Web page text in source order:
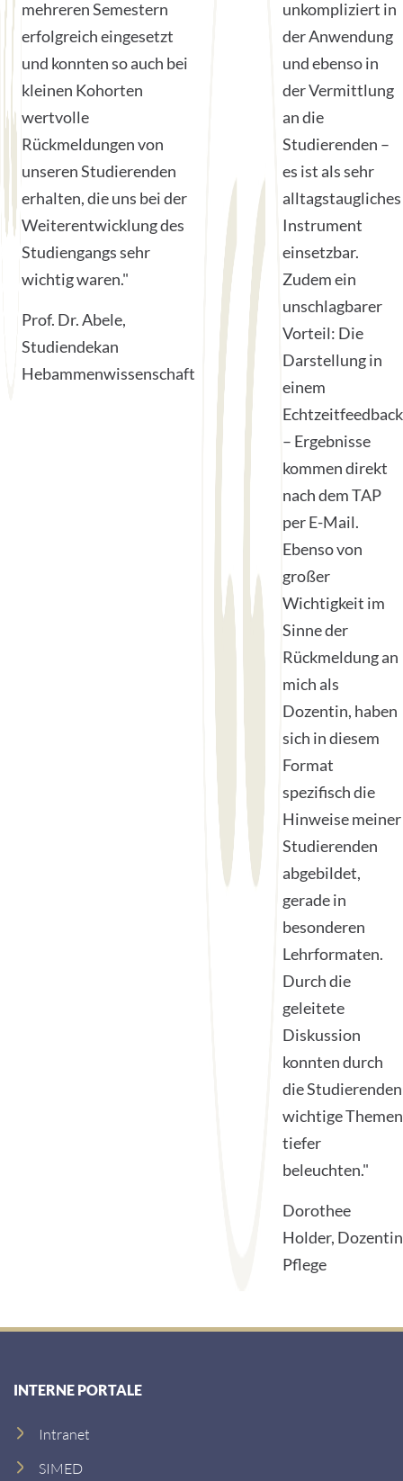
mehreren Semestern
erfolgreich eingesetzt
und konnten so auch bei
kleinen Kohorten
wertvolle
Rückmeldungen von
unseren Studierenden
erhalten, die uns bei der
Weiterentwicklung des
Studiengangs sehr
wichtig waren."
Prof. Dr. Abele,
Studiendekan
Hebammenwissenschaft
unkompliziert in
der Anwendung
und ebenso in
der Vermittlung
an die
Studierenden –
es ist als sehr
alltagstaugliches
Instrument
einsetzbar.
Zudem ein
unschlagbarer
Vorteil: Die
Darstellung in
einem
Echtzeitfeedback
– Ergebnisse
kommen direkt
nach dem TAP
per E-Mail.
Ebenso von
großer
Wichtigkeit im
Sinne der
Rückmeldung an
mich als
Dozentin, haben
sich in diesem
Format
spezifisch die
Hinweise meiner
Studierenden
abgebildet,
gerade in
besonderen
Lehrformaten.
Durch die
geleitete
Diskussion
konnten durch
die Studierenden
wichtige Themen
tiefer
beleuchten."
Dorothee
Holder, Dozentin
Pflege
INTERNE PORTALE
Intranet
SIMED